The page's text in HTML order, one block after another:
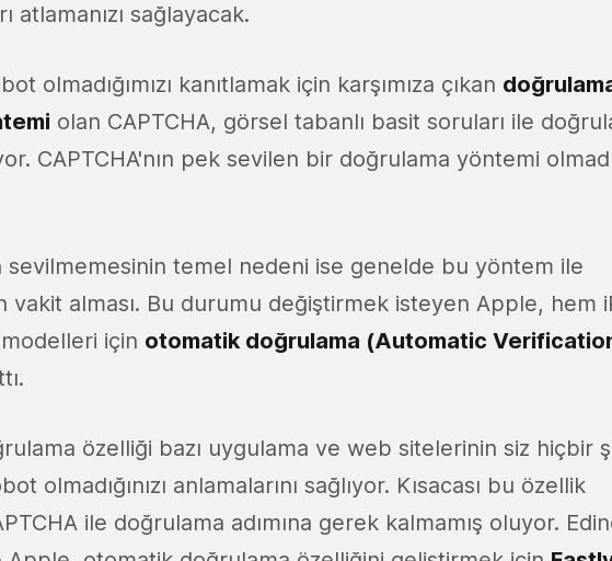
atlamanızı sağlayacak.
olmadığımızı kanıtlamak için karşımıza çıkan
olan CAPTCHA, görsel tabanlı basit soruları ile
CAPTCHA'nın pek sevilen bir doğrulama yöntemi
sevilmemesinin temel nedeni ise genelde bu yöntem ile
vakit alması. Bu durumu değiştirmek isteyen Apple, hem
için otomatik doğrulama (Automatic
özelliği bazı uygulama ve web sitelerinin siz hiçbir
olmadığınızı anlamalarını sağlıyor. Kısacası bu özellik
ile doğrulama adımına gerek kalmamış oluyor.